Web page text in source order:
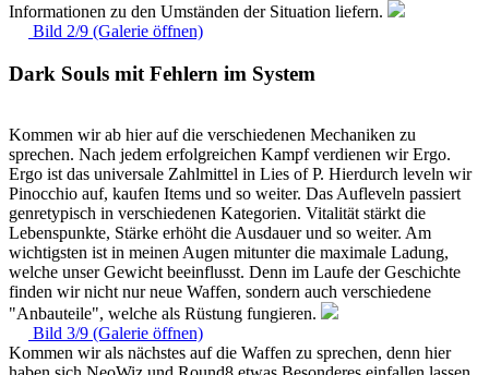
Informationen zu den Umständen der Situation liefern.
Bild 2/9 (Galerie öffnen)
Dark Souls mit Fehlern im System
Kommen wir ab hier auf die verschiedenen Mechaniken zu
sprechen. Nach jedem erfolgreichen Kampf verdienen wir Ergo.
Ergo ist das universale Zahlmittel in Lies of P. Hierdurch leveln wir
Pinocchio auf, kaufen Items und so weiter. Das Aufleveln passiert
genretypisch in verschiedenen Kategorien. Vitalität stärkt die
Lebenspunkte, Stärke erhöht die Ausdauer und so weiter. Am
wichtigsten ist in meinen Augen mitunter die maximale Ladung,
welche unser Gewicht beeinflusst. Denn im Laufe der Geschichte
finden wir nicht nur neue Waffen, sondern auch verschiedene
"Anbauteile", welche als Rüstung fungieren.
Bild 3/9 (Galerie öffnen)
Kommen wir als nächstes auf die Waffen zu sprechen, denn hier